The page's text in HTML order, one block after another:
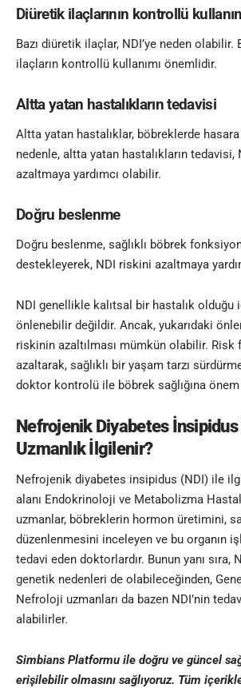
Diüretik ilaçlarının kontrollü
Bazı diüretik ilaçlar, NDI’ye neden olabilir.
ilaçların kontrollü kullanımı önemlidir.
Altta yatan hastalıkların tedavisi
Altta yatan hastalıklar, böbreklerde
nedenle, altta yatan hastalıkların tedavisi,
azaltmaya yardımcı olabilir.
Doğru beslenme
Doğru beslenme, sağlıklı böbrek
destekleyerek, NDI riskini azaltmaya
NDI genellikle kalıtsal bir hastalık olduğu
önlenebilir değildir. Ancak, yukarıdaki
riskinin azaltılması mümkün olabilir. Risk
azaltarak, sağlıklı bir yaşam tarzı
doktor kontrolü ile böbrek sağlığına
Nefrojenik Diyabetes
Uzmanlık İlgilenir?
Nefrojenik diyabetes insipidus (NDI) ile
alanı Endokrinoloji ve Metabolizma
uzmanlar, böbreklerin hormon üretimini,
düzenlenmesini inceleyen ve bu organın
tedavi eden doktorlardır. Bunun yanı sıra,
genetik nedenleri de olabileceğinden,
Nefroloji uzmanları da bazen NDI’nin
alabilirler.
Simbians Platformu ile doğru ve güncel
erişilebilir olmasını sağlıyoruz. Tüm